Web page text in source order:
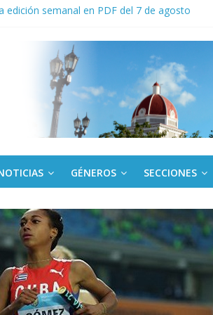
edición semanal en PDF del 7 de agosto
En imágenes la prensa cubana rinde tributo al
brigada chilena viaja a Cuba con
cien años, cien escuelas
GÉNEROS SECCIONES